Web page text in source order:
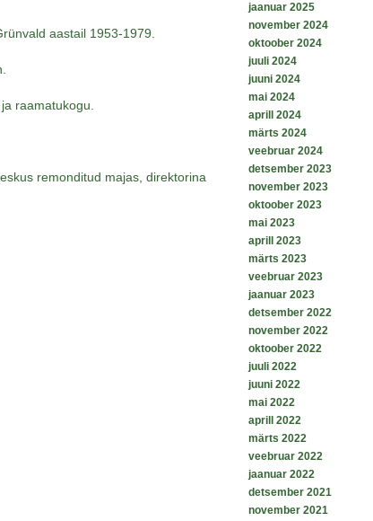
jaanuar 2025
november 2024
oktoober 2024
juuli 2024
juuni 2024
mai 2024
aprill 2024
märts 2024
veebruar 2024
detsember 2023
november 2023
oktoober 2023
mai 2023
aprill 2023
märts 2023
veebruar 2023
jaanuar 2023
detsember 2022
november 2022
oktoober 2022
juuli 2022
juuni 2022
mai 2022
aprill 2022
märts 2022
veebruar 2022
jaanuar 2022
detsember 2021
november 2021
aastail 1953-1979.
raamatukogu.
remonditud majas, direktorina